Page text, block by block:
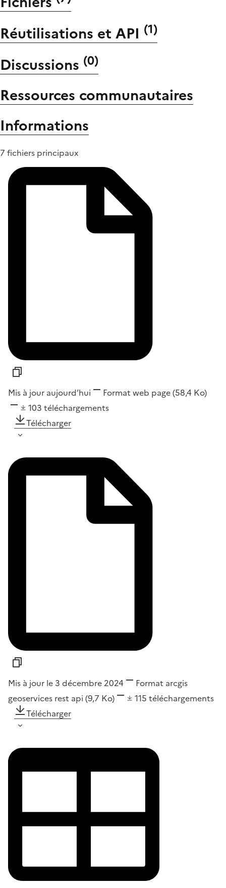
Réutilisations et API (1)
Discussions (0)
Ressources communautaires
Informations
7 fichiers principaux
Mis à jour aujourd’hui Format web page(58,4 Ko)
103 téléchargements
Télécharger
Mis à jour le 3 décembre 2024 Format arcgis
geoservices rest api (9,7 Ko) 115 téléchargements
Télécharger